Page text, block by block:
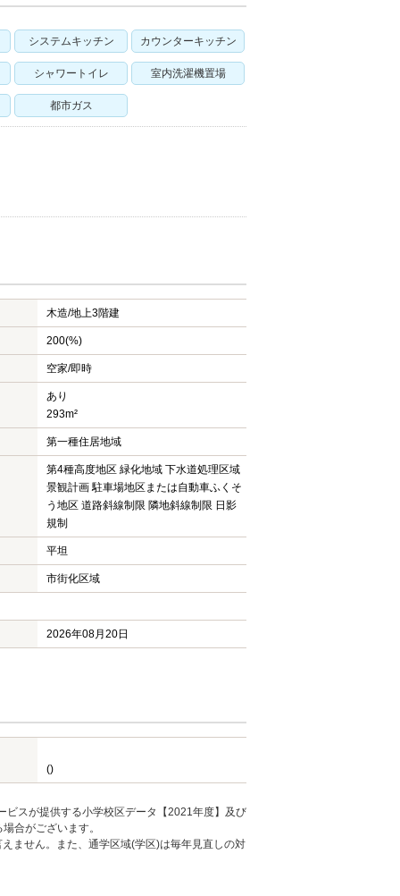
システムキッチン カウンターキッチン
シャワートイレ 室内洗濯機置場
都市ガス
木造/地上3階建
200(%)
空家/即時
あり
293m²
第一種住居地域
第4種高度地区 緑化地域 下水道処理区域
景観計画 駐車場地区または自動車ふくそ
う地区 道路斜線制限 隣地斜線制限 日影
規制
平坦
市街化区域
2026年08月20日
()
ビスが提供する小学校区データ【2021年度】及び
合がございます。
ません。また、通学区域(学区)は毎年見直しの対